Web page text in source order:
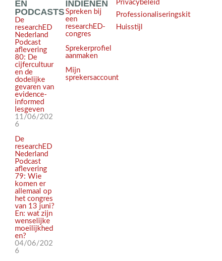
EN
PODCASTS
De
researchED
Nederland
Podcast
aflevering
80: De
cijfercultuur
en de
dodelijke
gevaren van
evidence-
informed
lesgeven
11/06/202
6
De
researchED
Nederland
Podcast
aflevering
79: Wie
komen er
allemaal op
het congres
van 13 juni?
En: wat zijn
wenselijke
moeilijkhed
en?
04/06/202
6
INDIENEN
Spreken bij
een
researchED-
congres
Sprekerprofiel
aanmaken
Mijn
sprekersaccount
Privacybeleid
Professionaliseringskit
Huisstijl